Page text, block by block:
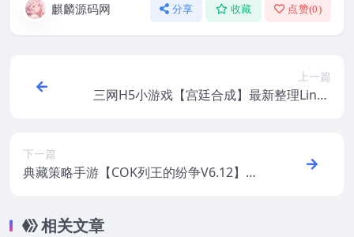
麒麟源码网 分享 收藏 点赞(0)
上一篇
三网H5小游戏【宫廷合成】最新整理Linux
下一篇
典藏策略手游【COK列王的纷争V6.12】最
相关文章